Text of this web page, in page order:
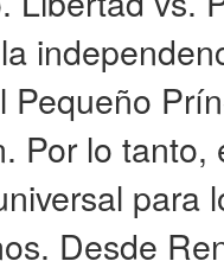
Pequeño
Por lo
para
Desde